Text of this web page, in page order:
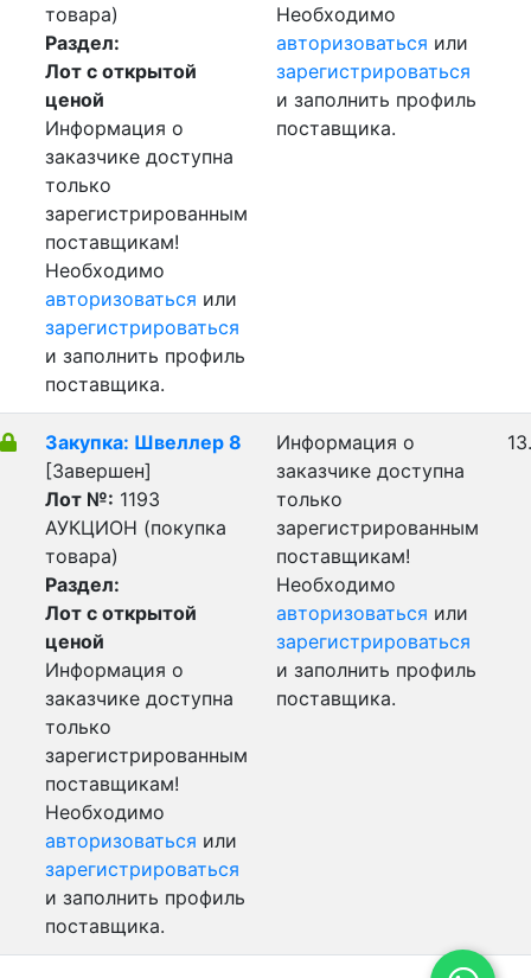
товара)
Раздел:
Лот с открытой
ценой
Информация о
заказчике доступна
только
зарегистрированным
поставщикам!
Необходимо
авторизоваться или
зарегистрироваться
и заполнить профиль
поставщика.
Необходимо
авторизоваться или
зарегистрироваться
и заполнить профиль
поставщика.
Закупка: Швеллер 8
[Завершен]
Лот №: 1193
АУКЦИОН (покупка
товара)
Раздел:
Лот с открытой
ценой
Информация о
заказчике доступна
только
зарегистрированным
поставщикам!
Необходимо
авторизоваться или
зарегистрироваться
и заполнить профиль
поставщика.
Информация о
заказчике доступна
только
зарегистрированным
поставщикам!
Необходимо
авторизоваться или
зарегистрироваться
и заполнить профиль
поставщика.